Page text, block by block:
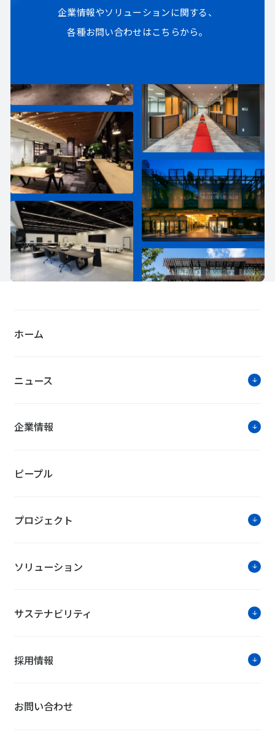
企業情報やソリューションに関する、
各種お問い合わせはこちらから。
ホーム
ニュース
企業情報
ピープル
プロジェクト
ソリューション
サステナビリティ
採用情報
お問い合わせ